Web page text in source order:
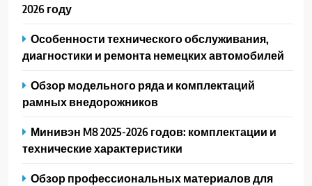
2026 году
Особенности технического обслуживания,
диагностики и ремонта немецких автомобилей
Обзор модельного ряда и комплектаций
рамных внедорожников
Минивэн M8 2025-2026 годов: комплектации и
технические характеристики
Обзор профессиональных материалов для